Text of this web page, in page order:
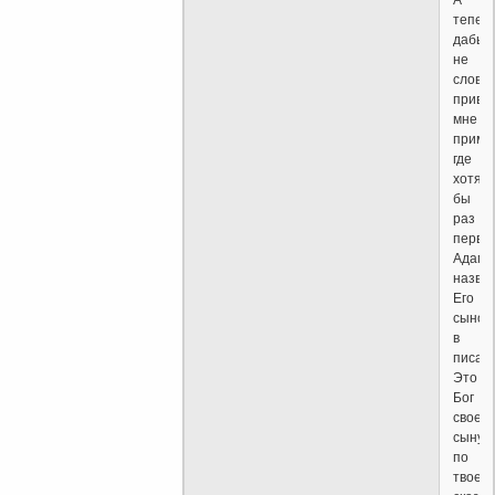
дабы
не
мне
где
хотя
бы
раз
Адам
Его
сыном
в
Это
Бог
сыну
по